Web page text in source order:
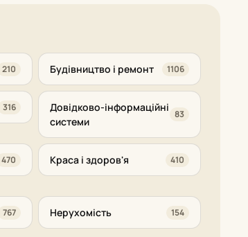
210 Будівництво і ремонт 1106
316
Довідково-інформаційні
системи
83
470 Краса і здоров'я 410
767 Нерухомість 154